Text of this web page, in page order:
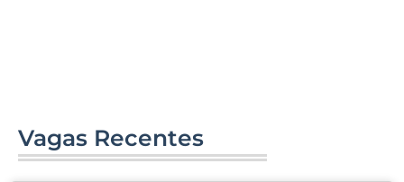
Vagas Recentes